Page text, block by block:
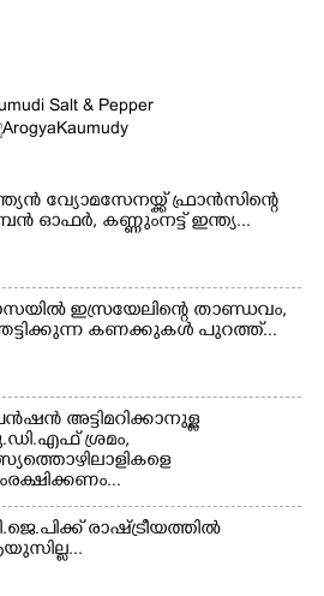
വ്യോമസേനയ്ക്ക് ഫ്രാൻസിന്റെ
ഓഫർ, കണ്ണുംനട്ട് ഇന്ത്യ...
ഇസ്രയേലിന്റെ താണ്ഡവം,
കണക്കുകൾ പുറത്ത്...
അട്ടിമറിക്കാനുള്ള
ശ്രമം,
രാഷ്ട്രീയത്തിൽ
×
Share this link